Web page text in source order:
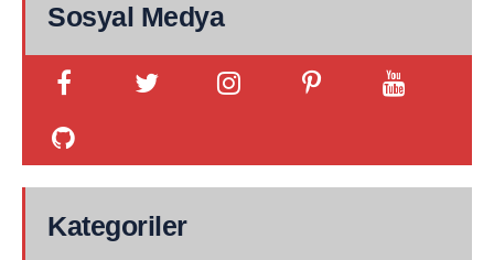
Sosyal Medya
Kategoriler